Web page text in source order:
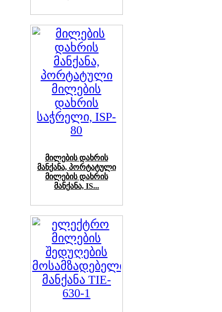
მილების დახრის
მანქანა, პორტატული
მილების დახრის
მანქანა, IS...